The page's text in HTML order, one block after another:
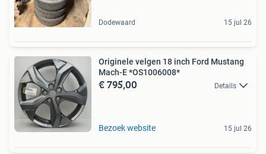
Dodewaard 15 jul 26
Originele velgen 18 inch Ford Mustang
Mach-E *OS1006008*
€ 795,00 Details
Bezoek website 15 jul 26